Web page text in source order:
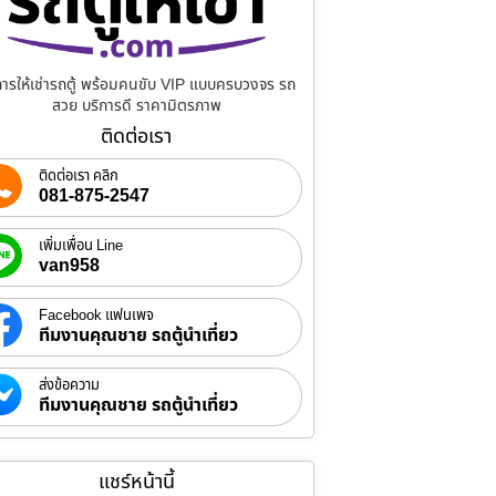
รให้เช่ารถตู้ พร้อมคนขับ VIP แบบครบวงจร รถ
สวย บริการดี ราคามิตรภาพ
ติดต่อเรา
ติดต่อเรา คลิก
081-875-2547
เพิ่มเพื่อน Line
van958
Facebook แฟนเพจ
ทีมงานคุณชาย รถตู้นำเที่ยว
ส่งข้อความ
ทีมงานคุณชาย รถตู้นำเที่ยว
แชร์หน้านี้